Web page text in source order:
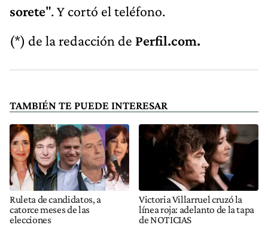
sorete". Y cortó el teléfono.
(*) de la redacción de Perfil.com.
TAMBIÉN TE PUEDE INTERESAR
Ruleta de candidatos, a
catorce meses de las
elecciones
Victoria Villarruel cruzó la
línea roja: adelanto de la tapa
de NOTICIAS